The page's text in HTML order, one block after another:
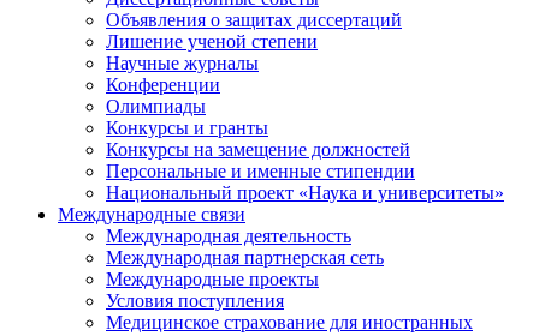
Объявления о защитах диссертаций
Лишение ученой степени
Научные журналы
Конференции
Олимпиады
Конкурсы и гранты
Конкурсы на замещение должностей
Персональные и именные стипендии
Национальный проект «Наука и университеты»
Международные связи
Международная деятельность
Международная партнерская сеть
Международные проекты
Условия поступления
Медицинское страхование для иностранных